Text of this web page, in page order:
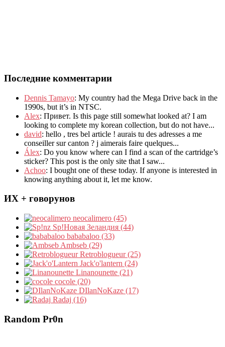
Последние комментарии
Dennis Tamayo: My country had the Mega Drive back in the
1990s, but it’s in NTSC.
Alex: Привет. Is this page still somewhat looked at? I am
looking to complete my korean collection, but do not have...
david: hello , tres bel article ! aurais tu des adresses a me
conseiller sur canton ? j aimerais faire quelques...
Álex: Do you know where can I find a scan of the cartridge’s
sticker? This post is the only site that I saw...
Achoo: I bought one of these today. If anyone is interested in
knowing anything about it, let me know.
ИХ + говорунов
neocalimero (45)
Sp!Новая Зеландия (44)
bababaloo (33)
Ambseb (29)
Retroblogueur (25)
Jack'o'lantern (24)
Linanounette (21)
cocole (20)
DIlanNoKaze (17)
Radaj (16)
Random Pr0n